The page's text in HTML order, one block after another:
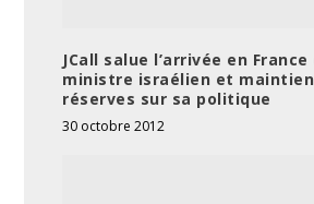
JCall salue l’arrivée en
ministre israélien et
réserves sur sa politique
30 octobre 2012